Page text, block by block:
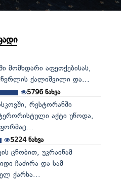
მომხდარი აფეთქებისას,
ქალიშვილი და...
5796ნახვა
რესტორანში
აქტი უწოდა,
5224ნახვა
ცნობით, უკრაინამ
ჩაძირა და სამ
ქარხა...